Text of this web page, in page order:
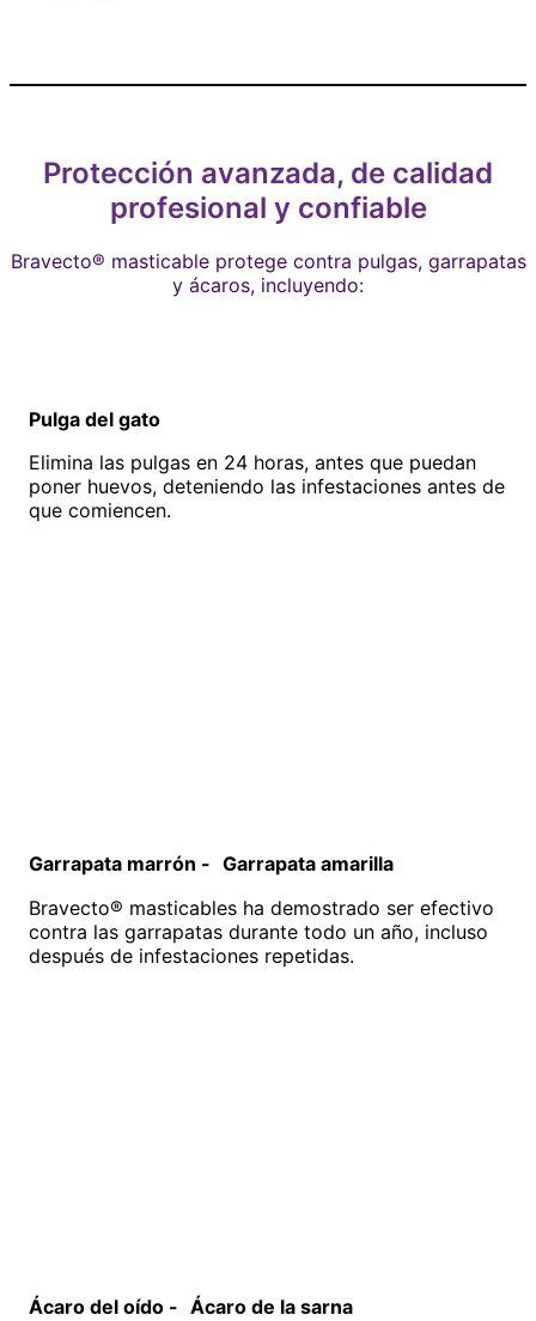
Protección avanzada, de calidad
profesional y confiable
Bravecto® masticable protege contra pulgas, garrapatas
y ácaros, incluyendo:
Pulga del gato
Elimina las pulgas en 24 horas, antes que puedan
poner huevos, deteniendo las infestaciones antes de
que comiencen.
Garrapata marrón - Garrapata amarilla
Bravecto® masticables ha demostrado ser efectivo
contra las garrapatas durante todo un año, incluso
después de infestaciones repetidas.
Ácaro del oído - Ácaro de la sarna